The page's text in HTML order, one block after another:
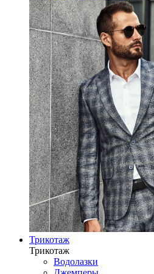
Трикотаж
Трикотаж
Водолазки